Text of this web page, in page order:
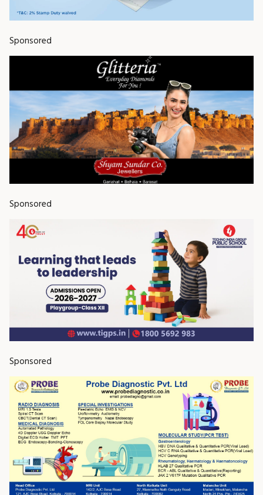
Sponsored
Sponsored
Sponsored